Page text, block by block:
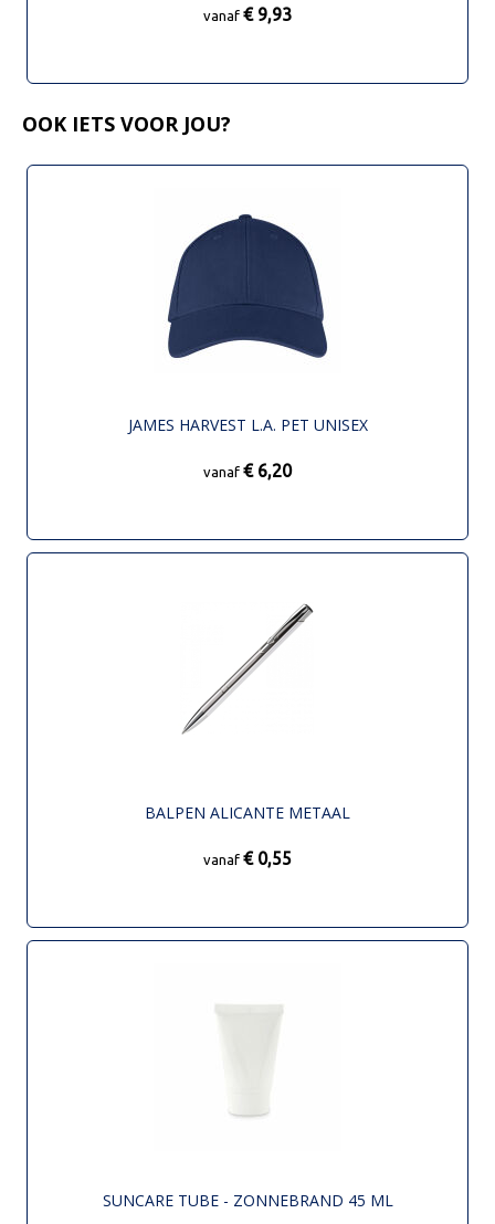
vanaf € 9,93
OOK IETS VOOR JOU?
JAMES HARVEST L.A. PET UNISEX
vanaf € 6,20
BALPEN ALICANTE METAAL
vanaf € 0,55
SUNCARE TUBE - ZONNEBRAND 45 ML